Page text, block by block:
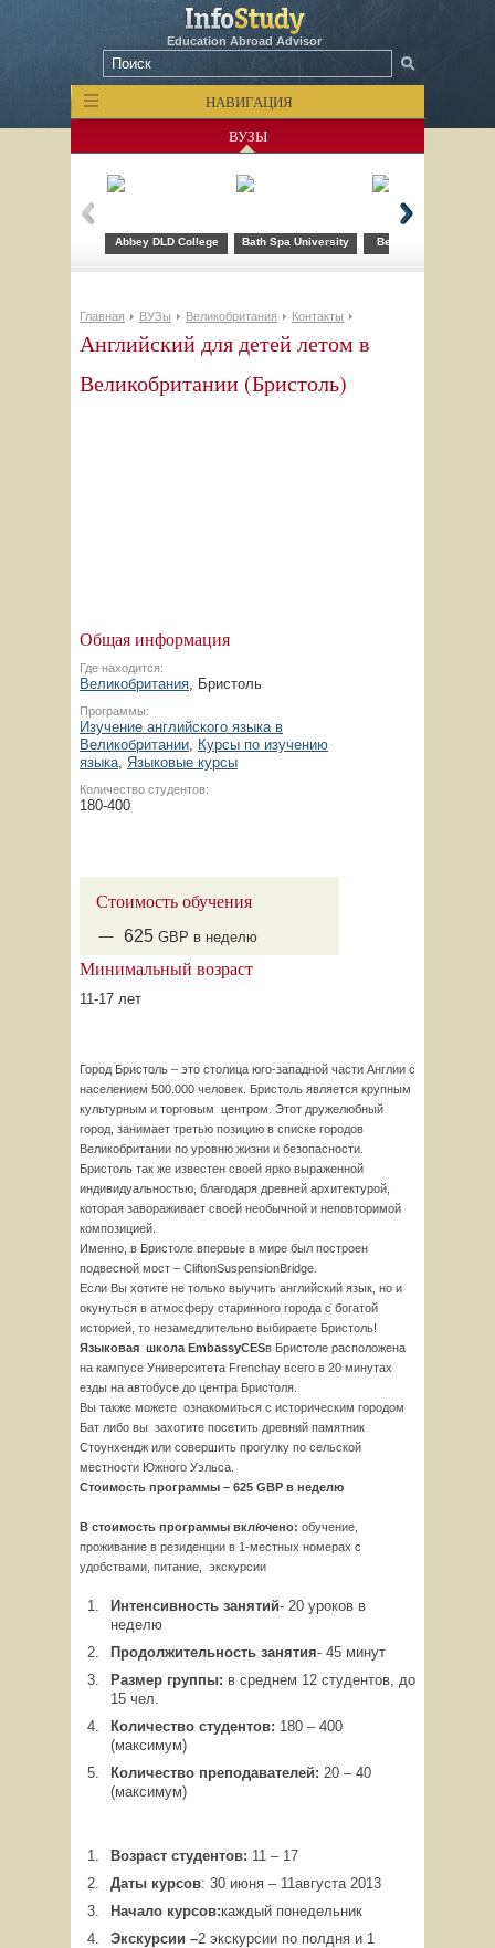
Education Abroad Advisor
НАВИГАЦИЯ
ВУЗЫ
Abbey DLD College Bath Spa University Bellerbys College
Главная ВУЗы Великобритания Контакты
Английский для детей летом в
Великобритании (Бристоль)
Общая информация
Где находится:
Великобритания, Бристоль
Программы:
Изучение английского языка в
Великобритании, Курсы по изучению
языка, Языковые курсы
Количество студентов:
180-400
Стоимость обучения
625 GBP в неделю
Минимальный возраст
11-17 лет
Город Бристоль – это столица юго-западной части Англии с
населением 500.000 человек. Бристоль является крупным
культурным и торговым центром. Этот дружелюбный
город, занимает третью позицию в списке городов
Великобритании по уровню жизни и безопасности.
Бристоль так же известен своей ярко выраженной
индивидуальностью, благодаря древней архитектурой,
которая завораживает своей необычной и неповторимой
композицией.
Именно, в Бристоле впервые в мире был построен
подвесной мост – СliftonSuspensionBridge.
Если Вы хотите не только выучить английский язык, но и
окунуться в атмосферу старинного города с богатой
историей, то незамедлительно выбираете Бристоль!
Языковая школа EmbassyCESв Бристоле расположена
на кампусе Университета Frenchay всего в 20 минутах
езды на автобусе до центра Бристоля.
Вы также можете ознакомиться с историческим городом
Бат либо вы захотите посетить древний памятник
Стоунхендж или совершить прогулку по сельской
местности Южного Уэльса.
Стоимость программы – 625 GBP в неделю
В стоимость программы включено: обучение,
проживание в резиденции в 1-местных номерах с
удобствами, питание, экскурсии
Интенсивность занятий- 20 уроков в
неделю
Продолжительность занятия- 45 минут
Размер группы: в среднем 12 студентов, до
15 чел.
Количество студентов: 180 – 400
(максимум)
Количество преподавателей: 20 – 40
(максимум)
Возраст студентов: 11 – 17
Даты курсов: 30 июня – 11августа 2013
Начало курсов:каждый понедельник
Экскурсии –2 экскурсии по полдня и 1